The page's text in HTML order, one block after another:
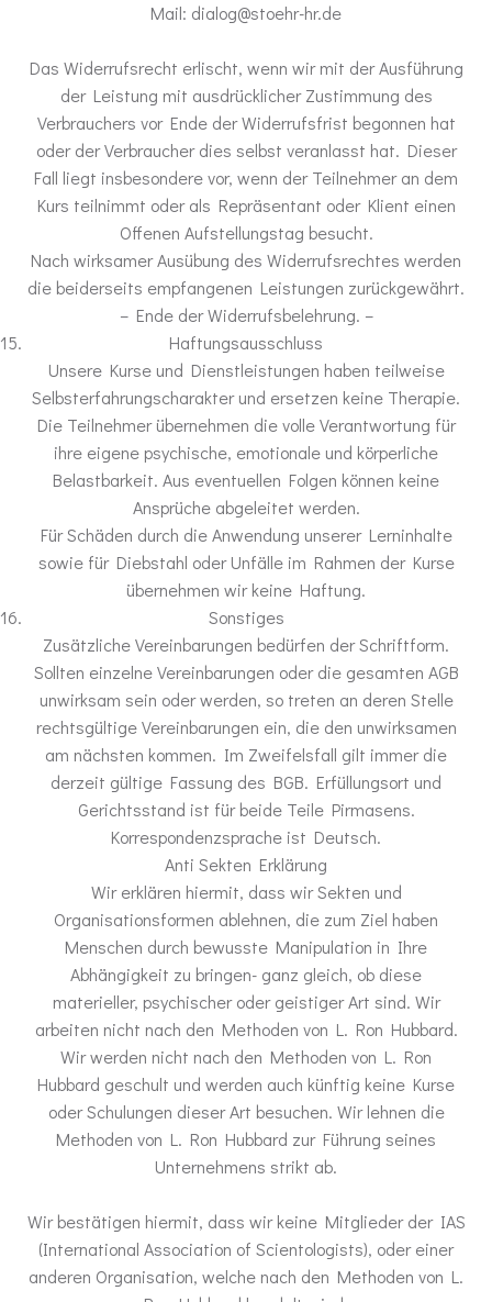
Mail: dialog@stoehr-hr.de
Das Widerrufsrecht erlischt, wenn wir mit der Ausführung
der Leistung mit ausdrücklicher Zustimmung des
Verbrauchers vor Ende der Widerrufsfrist begonnen hat
oder der Verbraucher dies selbst veranlasst hat. Dieser
Fall liegt insbesondere vor, wenn der Teilnehmer an dem
Kurs teilnimmt oder als Repräsentant oder Klient einen
Offenen Aufstellungstag besucht.
Nach wirksamer Ausübung des Widerrufsrechtes werden
die beiderseits empfangenen Leistungen zurückgewährt.
– Ende der Widerrufsbelehrung. –
Haftungsausschluss
Unsere Kurse und Dienstleistungen haben teilweise
Selbsterfahrungscharakter und ersetzen keine Therapie.
Die Teilnehmer übernehmen die volle Verantwortung für
ihre eigene psychische, emotionale und körperliche
Belastbarkeit. Aus eventuellen Folgen können keine
Ansprüche abgeleitet werden.
Für Schäden durch die Anwendung unserer Lerninhalte
sowie für Diebstahl oder Unfälle im Rahmen der Kurse
übernehmen wir keine Haftung.
Sonstiges
Zusätzliche Vereinbarungen bedürfen der Schriftform.
Sollten einzelne Vereinbarungen oder die gesamten AGB
unwirksam sein oder werden, so treten an deren Stelle
rechtsgültige Vereinbarungen ein, die den unwirksamen
am nächsten kommen. Im Zweifelsfall gilt immer die
derzeit gültige Fassung des BGB. Erfüllungsort und
Gerichtsstand ist für beide Teile Pirmasens.
Korrespondenzsprache ist Deutsch.
Anti Sekten Erklärung
Wir erklären hiermit, dass wir Sekten und
Organisationsformen ablehnen, die zum Ziel haben
Menschen durch bewusste Manipulation in Ihre
Abhängigkeit zu bringen- ganz gleich, ob diese
materieller, psychischer oder geistiger Art sind. Wir
arbeiten nicht nach den Methoden von L. Ron Hubbard.
Wir werden nicht nach den Methoden von L. Ron
Hubbard geschult und werden auch künftig keine Kurse
oder Schulungen dieser Art besuchen. Wir lehnen die
Methoden von L. Ron Hubbard zur Führung seines
Unternehmens strikt ab.
Wir bestätigen hiermit, dass wir keine Mitglieder der IAS
(International Association of Scientologists), oder einer
anderen Organisation, welche nach den Methoden von L.